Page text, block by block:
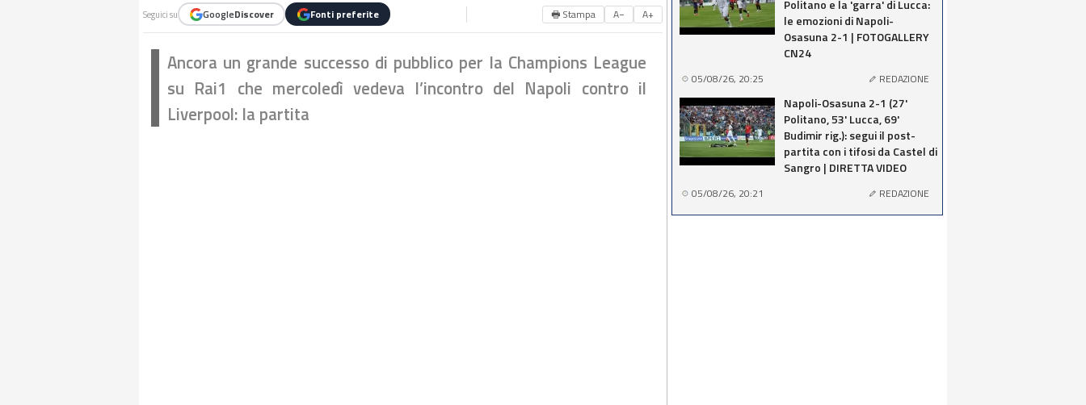
Seguici su GoogleDiscover Fonti preferite 🖶 Stampa A− A+
Ancora un grande successo di pubblico per la Champions League
su Rai1 che mercoledì vedeva l’incontro del Napoli contro il
Liverpool: la partita
Politano e la 'garra' di Lucca:
le emozioni di Napoli-
Osasuna 2-1 | FOTOGALLERY
CN24
05/08/26, 20:25 REDAZIONE
Napoli-Osasuna 2-1 (27'
Politano, 53' Lucca, 69'
Budimir rig.): segui il post-
partita con i tifosi da Castel di
Sangro | DIRETTA VIDEO
05/08/26, 20:21 REDAZIONE